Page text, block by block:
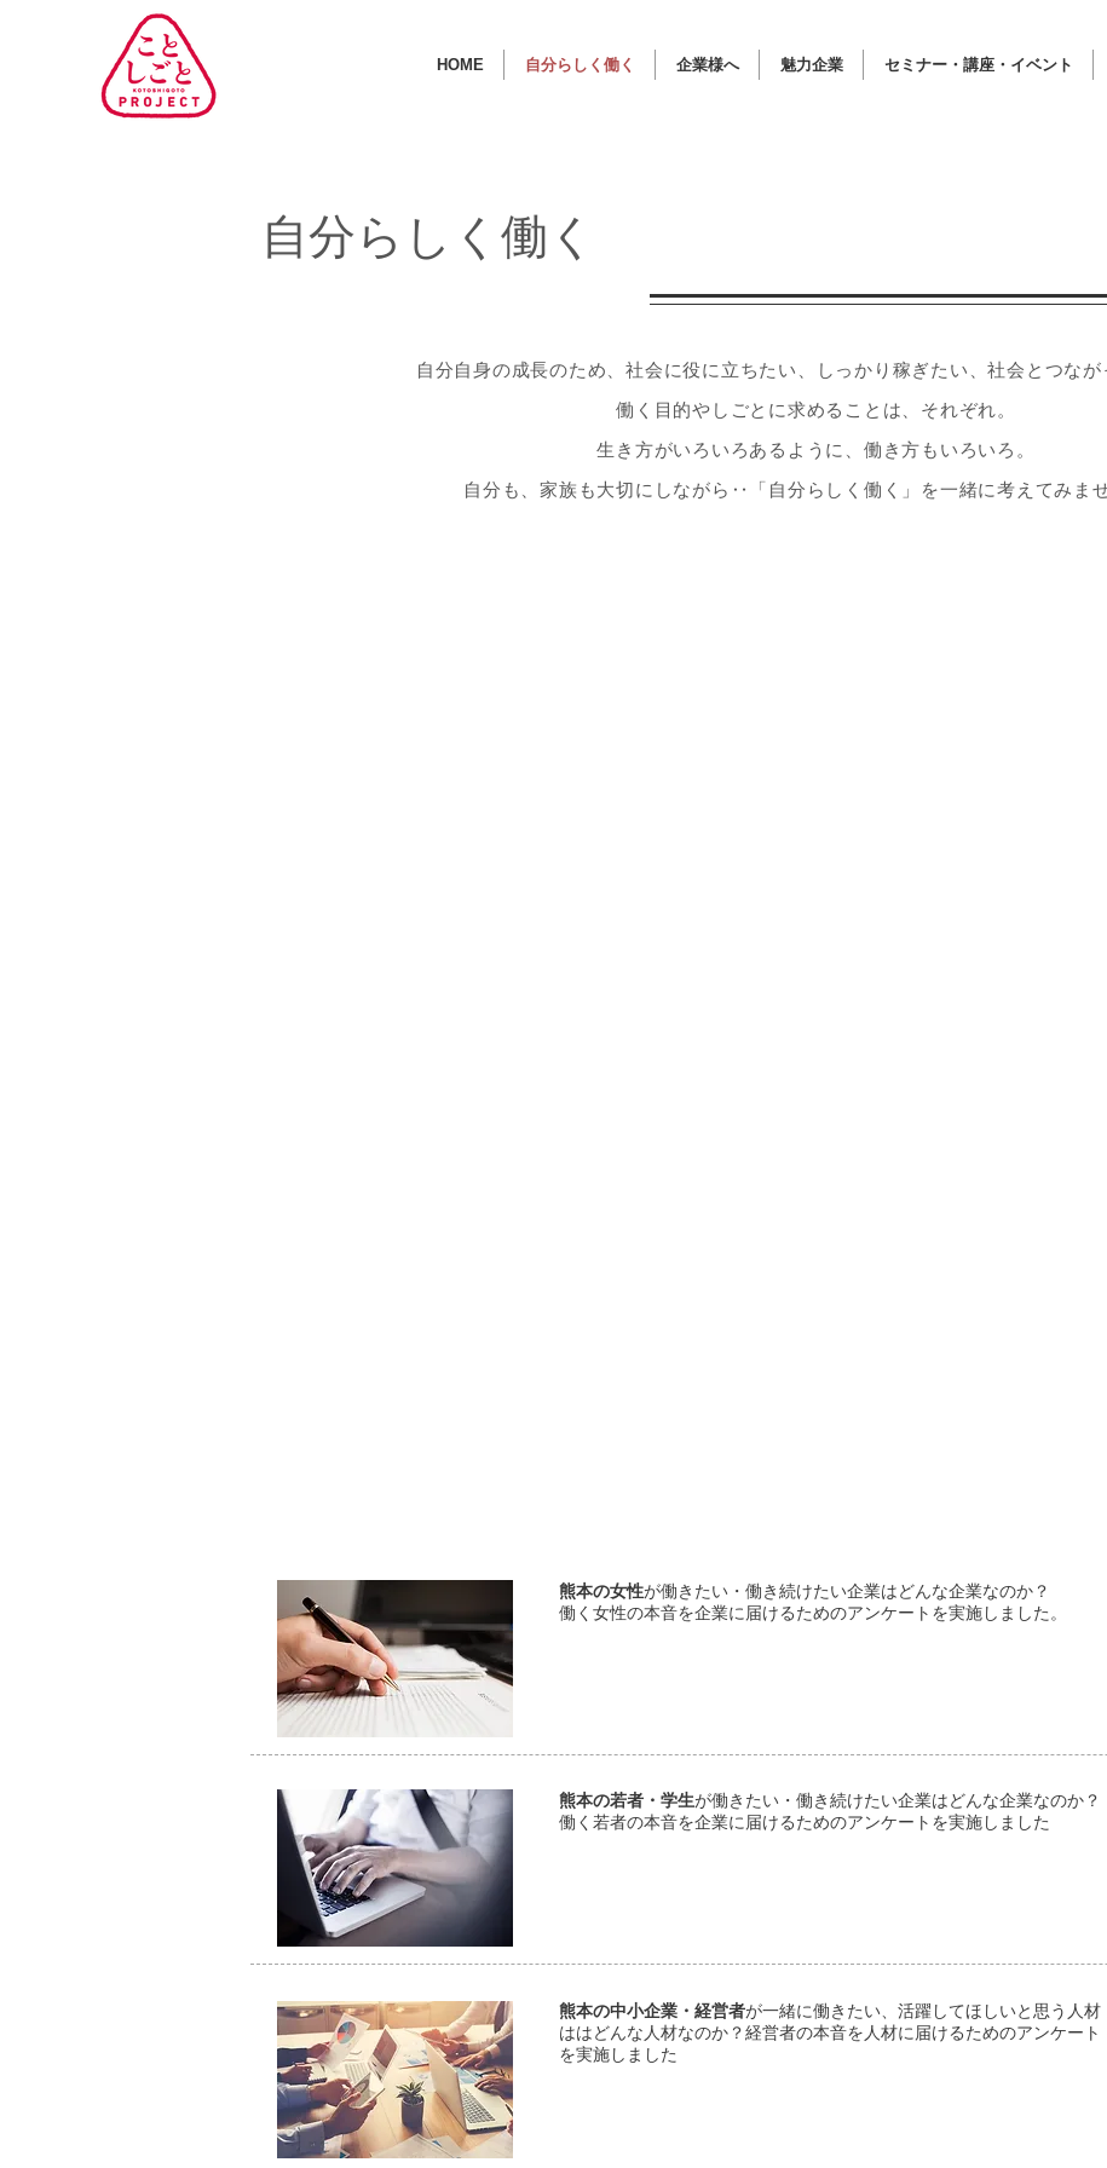
HOME 自分らしく働く 企業様へ 魅力企業 セミナー・講座・イベント
​自分らしく働く
自分自身の成長のため、社会に役に立ちたい、しっかり稼ぎたい、社会とつな
働く目的やしごとに求めることは、それぞれ。
生き方がいろいろあるように、働き方もいろいろ。
自分も、家族も大切にしながら‥「自分らしく働く」を一緒に考えてみま
熊本の女性が働きたい・働き続けたい企業はどんな企業なのか？
働く女性の本音を企業に届けるためのアンケートを実施しました。
熊本の若者・学生が働きたい・働き続けたい企業はどんな企業なのか？
働く若者の本音を企業に届けるためのアンケートを実施しました
熊本の中小企業・経営者が一緒に働きたい、活躍してほしいと思う人材
ははどんな人材なのか？経営者の本音を人材に届けるためのアンケート
を実施しました